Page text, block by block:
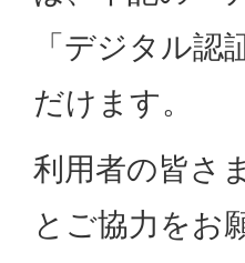
「デジタル
だけます。
利用者の皆さ
とご協力をお